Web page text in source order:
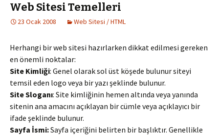
Web Sitesi Temelleri
23 Ocak 2008 Web Sitesi / HTML
Herhangi bir web sitesi hazırlarken dikkat edilmesi gereken
en önemli noktalar:
Site Kimliği: Genel olarak sol üst köşede bulunur siteyi
temsil eden logo veya bir yazı şeklinde bulunur.
Site Sloganı: Site kimliğinin hemen altında veya yanında
sitenin ana amacını açıklayan bir cümle veya açıklayıcı bir
ifade şeklinde bulunur.
Sayfa İsmi:Sayfa içeriğini belirten bir başlıktır. Genellikle